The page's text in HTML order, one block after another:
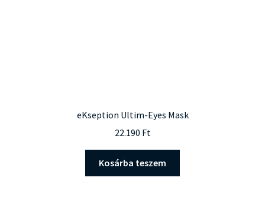
eKseption Ultim-Eyes Mask
22.190 Ft
Kosárba teszem